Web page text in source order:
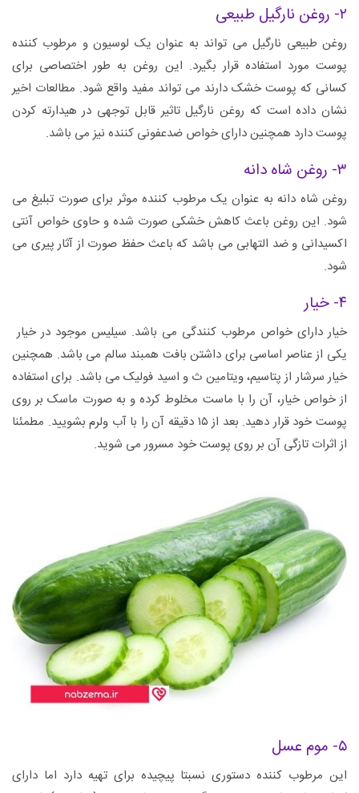
۲- روغن نارگیل طبیعی
روغن طبیعی نارگیل می تواند به عنوان یک لوسیون و مرطوب کننده
پوست مورد استفاده قرار بگیرد. این روغن به طور اختصاصی برای
کسانی که پوست خشک دارند می تواند مفید واقع شود. مطالعات اخیر
نشان داده است که روغن نارگیل تاثیر قابل توجهی در هیدارته کردن
پوست دارد همچنین دارای خواص ضدعفونی کننده نیز می باشد.
۳- روغن شاه دانه
روغن شاه دانه به عنوان یک مرطوب کننده موثر برای صورت تبلیغ می
شود. این روغن باعث کاهش خشکی صورت شده و حاوی خواص آنتی
اکسیدانی و ضد التهابی می باشد که باعث حفظ صورت از آثار پیری می
شود.
۴- خیار
خیار دارای خواص مرطوب کنندگی می باشد. سیلیس موجود در خیار
یکی از عناصر اساسی برای داشتن بافت همبند سالم می باشد. همچنین
خیار سرشار از پتاسیم، ویتامین ث و اسید فولیک می باشد. برای استفاده
از خواص خیار، آن را با ماست مخلوط کرده و به صورت ماسک بر روی
پوست خود قرار دهید. بعد از ۱۵ دقیقه آن را با آب ولرم بشویید. مطمئنا
از اثرات تازگی آن بر روی پوست خود مسرور می شوید.
۵- موم عسل
این مرطوب کننده دستوری نسبتا پیچیده برای تهیه دارد اما دارای